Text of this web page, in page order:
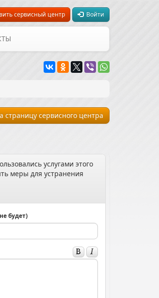
сервисный центр Войти
страницу сервисного центра
услугами этого
меры для устранения
будет)